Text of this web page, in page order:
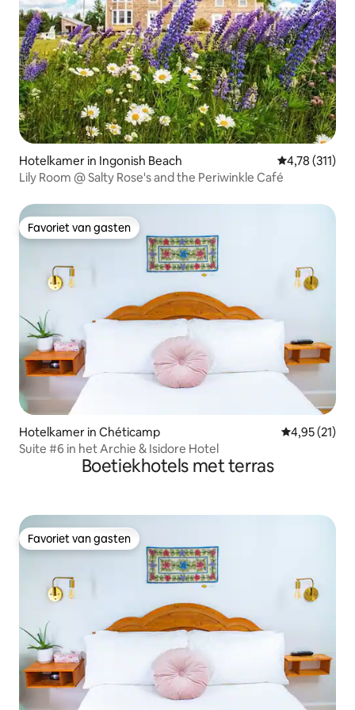
Hotelkamer in Ingonish Beach Gemiddelde
4,78 (311)
Lily Room @ Salty Rose's and the Periwinkle Café
Favoriet van gasten
Favoriet van gasten
Hotelkamer in Chéticamp Gemiddelde
4,95 (21)
Suite #6 in het Archie & Isidore Hotel
Boetiekhotels met terras
Favoriet van gasten
Favoriet van gasten